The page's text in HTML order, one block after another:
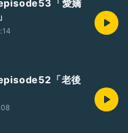
「愛嬌
「老後